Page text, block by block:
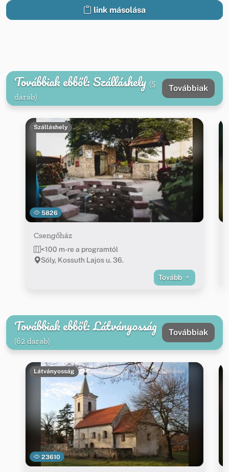
link másolása
Továbbiak ebből: Szálláshely (5
darab)
Továbbiak
5826
Szálláshely
Csengőház
<100 m-re a programtól
Sóly, Kossuth Lajos u. 36.
Tovább
Továbbiak ebből: Látványosság
(62 darab)
Továbbiak
23610
Látványosság